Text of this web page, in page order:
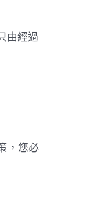
由經過
，您必